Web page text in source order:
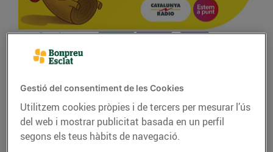
El 10è Tió Solidari recull
més de 24.000 quilos de
menjar infantil per al
Banc dels Aliments
25/de gener/2018
Gestió del consentiment de les Cookies
Utilitzem cookies pròpies i de tercers per mesurar l’ús
del web i mostrar publicitat basada en un perfil
segons els teus hàbits de navegació.